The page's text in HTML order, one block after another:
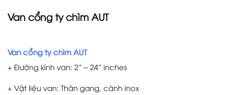
Van cổng ty chìm AUT
Van cổng ty chìm AUT
+ Đường kính van: 2” – 24” inches
+ Vật liệu van: Thân gang, cánh inox